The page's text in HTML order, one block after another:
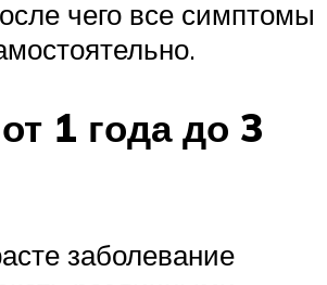
чего все симптомы
1 года до 3
заболевание